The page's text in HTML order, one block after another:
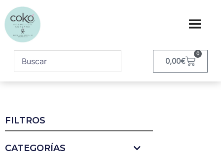
0,00€
0
FILTROS
CATEGORÍAS